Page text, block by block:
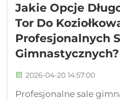
Jakie Opcje
Tor Do
Profesjonalnych
Gimnastycznych?
2026-04-20 14:57:00
Profesjonalne sale